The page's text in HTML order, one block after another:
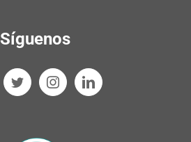
Síguenos